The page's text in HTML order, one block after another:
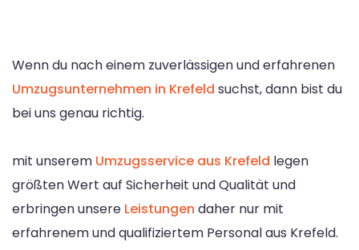
Wenn du nach einem zuverlässigen und erfahrenen
Umzugsunternehmen in Krefeld suchst, dann bist du
bei uns genau richtig.
mit unserem Umzugsservice aus Krefeld legen
größten Wert auf Sicherheit und Qualität und
erbringen unsere Leistungen daher nur mit
erfahrenem und qualifiziertem Personal aus Krefeld.